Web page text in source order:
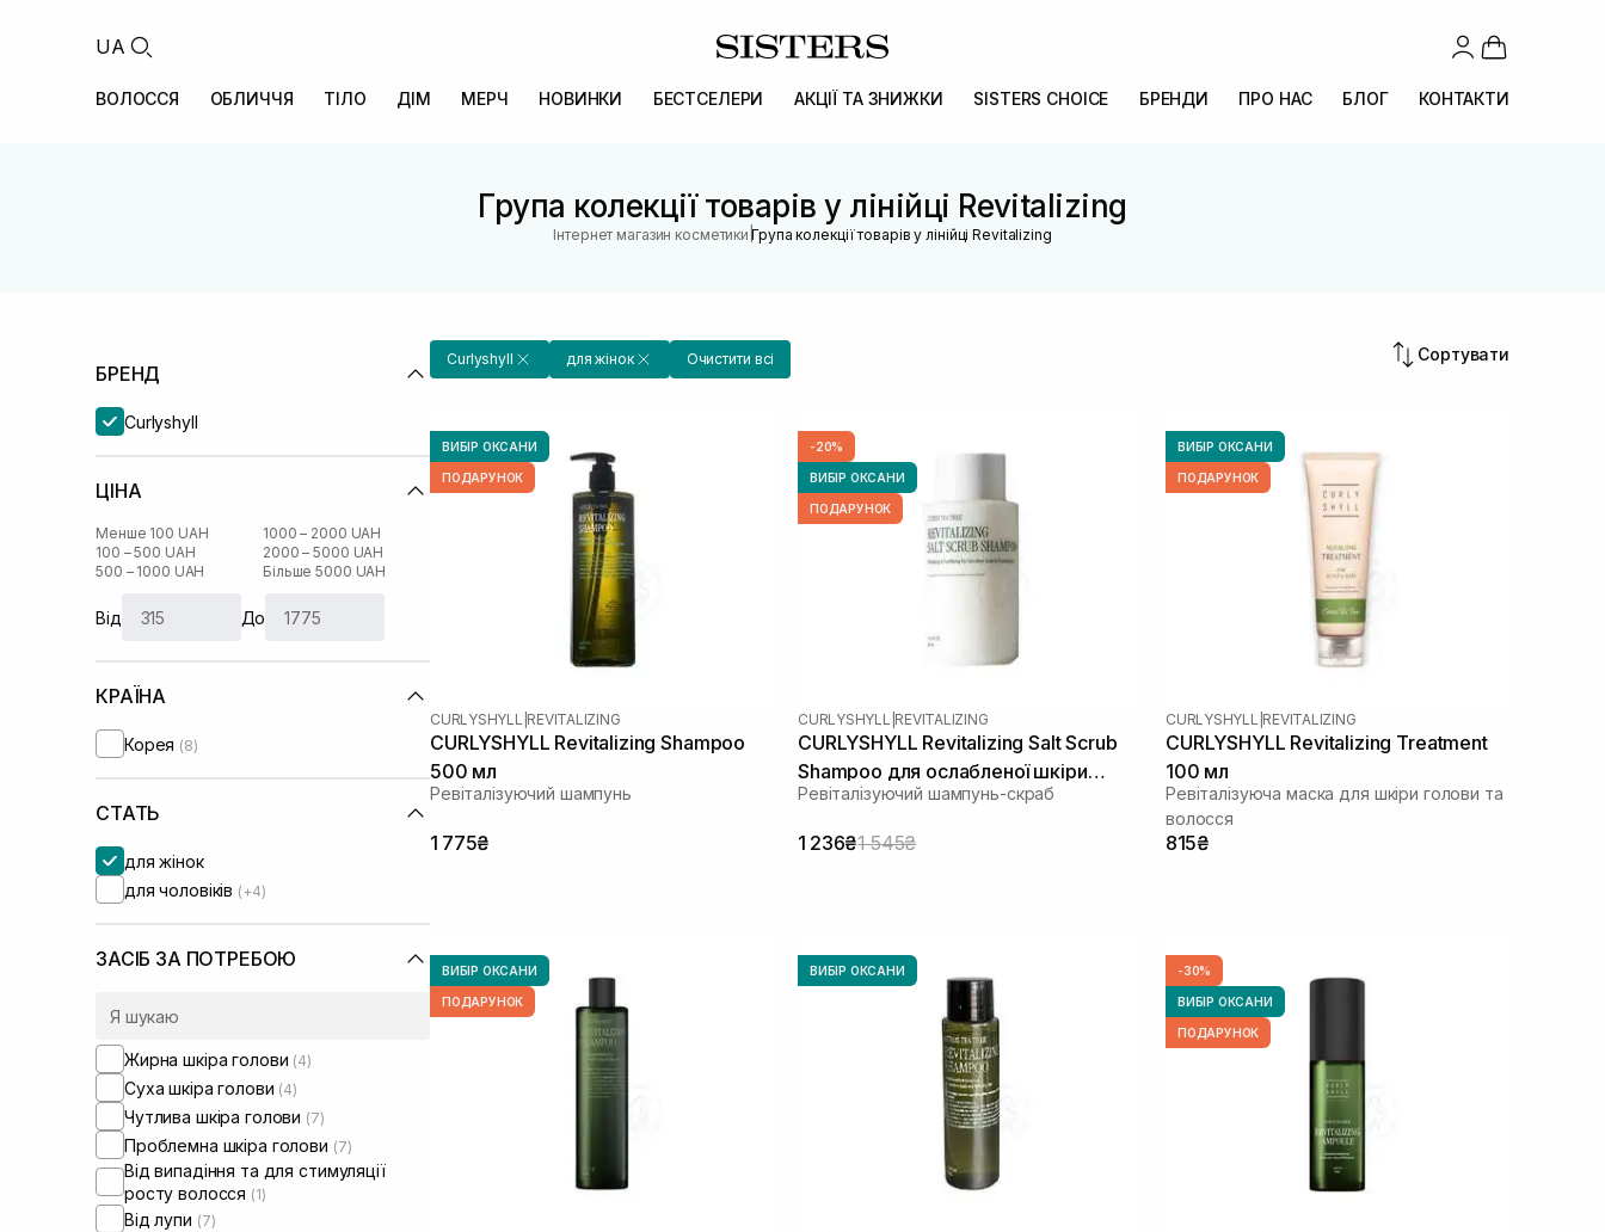
UA
ВОЛОССЯ ОБЛИЧЧЯ ТІЛО ДІМ МЕРЧ НОВИНКИ БЕСТСЕЛЕРИ АКЦІЇ ТА ЗНИЖКИ SISTERS CHOICE БРЕНДИ ПРО НАС БЛОГ КОНТАКТИ
Група колекції товарів у лінійці Revitalizing
Інтернет магазин косметики |Група колекції товарів у лінійці Revitalizing
БРЕНД
Curlyshyll
ЦІНА
Менше 100 UAH
100 – 500 UAH
500 – 1000 UAH
1000 – 2000 UAH
2000 – 5000 UAH
Більше 5000 UAH
Від До
КРАЇНА
Корея (8)
СТАТЬ
для жінок
для чоловіків (+4)
ЗАСІБ ЗА ПОТРЕБОЮ
Жирна шкіра голови (4)
Суха шкіра голови (4)
Чутлива шкіра голови (7)
Проблемна шкіра голови (7)
Від випадіння та для стимуляції
росту волосся (1)
Від лупи (7)
Curlyshyll для жінок Очистити всі Сортувати
ВИБІР ОКСАНИ
ПОДАРУНОК
CURLYSHYLL REVITALIZING
CURLYSHYLL Revitalizing Shampoo
500 мл
Ревіталізуючий шампунь
1 775₴
-20%
ВИБІР ОКСАНИ
ПОДАРУНОК
CURLYSHYLL REVITALIZING
CURLYSHYLL Revitalizing Salt Scrub
Shampoo для ослабленої шкіри
голови та тонкого волосся 300 мл
Ревіталізуючий шампунь-скраб
1 236₴1 545₴
ВИБІР ОКСАНИ
ПОДАРУНОК
CURLYSHYLL REVITALIZING
CURLYSHYLL Revitalizing Treatment
100 мл
Ревіталізуюча маска для шкіри голови та
волосся
815₴
ВИБІР ОКСАНИ
ПОДАРУНОК
ВИБІР ОКСАНИ -30%
ВИБІР ОКСАНИ
ПОДАРУНОК